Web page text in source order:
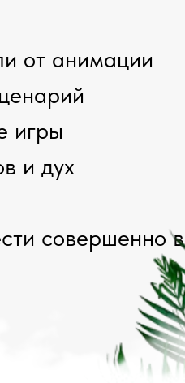
от анимации
игры
и дух
совершенно в